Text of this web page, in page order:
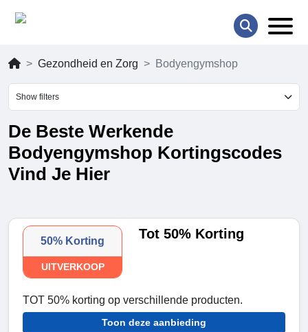
Gezondheid en Zorg Bodyengymshop
Show filters
De Beste Werkende
Bodyengymshop Kortingscodes
Vind Je Hier
50% Korting
UITVERKOOP
Tot 50% Korting
TOT 50% korting op verschillende producten.
Toon deze aanbieding